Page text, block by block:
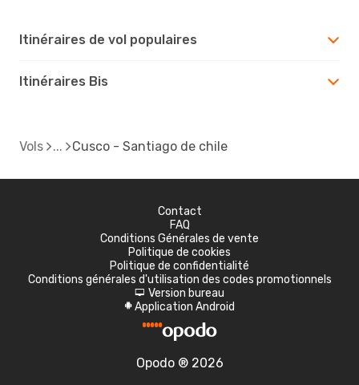
Itinéraires de vol populaires
Itinéraires Bis
Vols Cusco - Santiago de chile
Contact
FAQ
Conditions Générales de vente
Politique de cookies
Politique de confidentialité
Conditions générales d'utilisation des codes promotionnels
d Version bureau
A Application Android
Opodo ® 2026